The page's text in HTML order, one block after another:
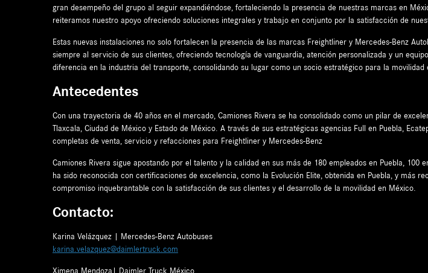
gran desempeño del grupo al seguir expandiéndose, fortaleciendo la presencia de nuestras marcas en
reiteramos nuestro apoyo ofreciendo soluciones integrales y trabajo en conjunto por la satisfacción de
Estas nuevas instalaciones no solo fortalecen la presencia de las marcas Freightliner y Mercedes-Benz
siempre al servicio de sus clientes, ofreciendo tecnología de vanguardia, atención personalizada y un
diferencia en la industria del transporte, consolidando su lugar como un socio estratégico para la movilidad
Antecedentes
Con una trayectoria de 40 años en el mercado, Camiones Rivera se ha consolidado como un pilar de
Tlaxcala, Ciudad de México y Estado de México. A través de sus estratégicas agencias Full en Puebla,
completas de venta, servicio y refacciones para Freightliner y Mercedes-Benz
Camiones Rivera sigue apostando por el talento y la calidad en sus más de 180 empleados en Puebla, 100
ha sido reconocida con certificaciones de excelencia, como la Evolución Elite, obtenida en Puebla, y más
compromiso inquebrantable con la satisfacción de sus clientes y el desarrollo de la movilidad en México.
Contacto:
Karina Velázquez | Mercedes-Benz Autobuses
karina.velazquez@daimlertruck.com
Ximena Mendoza| Daimler Truck México